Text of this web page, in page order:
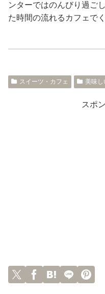
ンターではのんびり過ご
た時間の流れるカフェで
スイーツ・カフェ 美味し
スポ